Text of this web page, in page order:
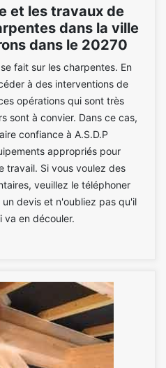
et les travaux de
dans la ville
dans le 20270
fait sur les charpentes. En
à des interventions de
opérations qui sont très
sont à convier. Dans ce cas,
confiance à A.S.D.P
appropriés pour
travail. Si vous voulez des
veuillez le téléphoner
devis et n'oubliez pas qu'il
va en découler.